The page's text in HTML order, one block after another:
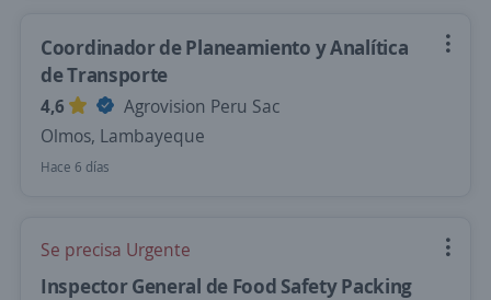
Coordinador de Planeamiento y Analítica
de Transporte
4,6
Agrovision Peru Sac
Olmos, Lambayeque
Hace 6 días
Se precisa Urgente
Inspector General de Food Safety Packing